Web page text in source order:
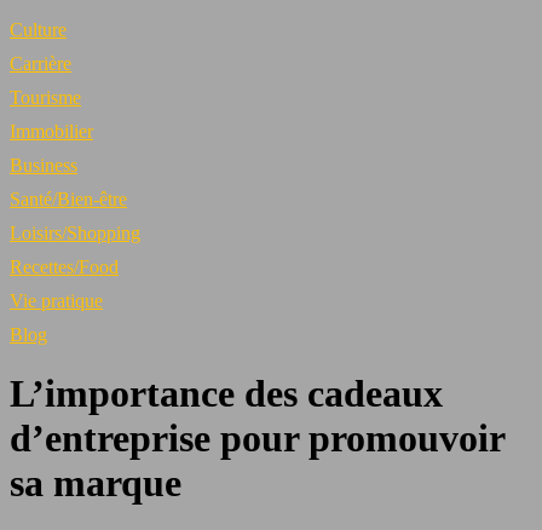
Culture
Carrière
Tourisme
Immobilier
Business
Santé/Bien-être
Loisirs/Shopping
Recettes/Food
Vie pratique
Blog
L’importance des cadeaux
d’entreprise pour promouvoir
sa marque